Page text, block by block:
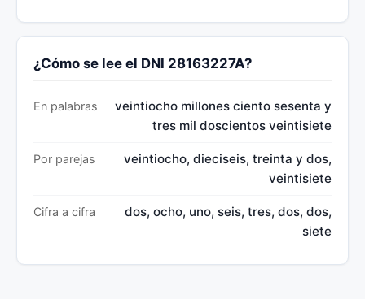
¿Cómo se lee el DNI 28163227A?
En palabras
veintiocho millones ciento sesenta y
tres mil doscientos veintisiete
Por parejas
veintiocho, dieciseis, treinta y dos,
veintisiete
Cifra a cifra
dos, ocho, uno, seis, tres, dos, dos,
siete